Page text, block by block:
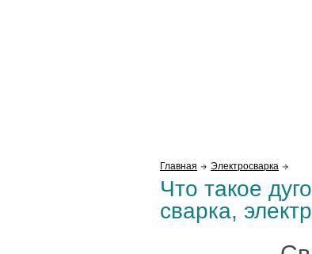
Главная Электросварка
Что такое
сварка,